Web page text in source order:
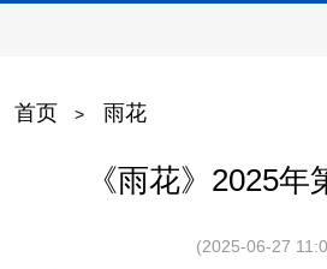
首页 > 雨花
《雨花》2025年
(2025-06-27